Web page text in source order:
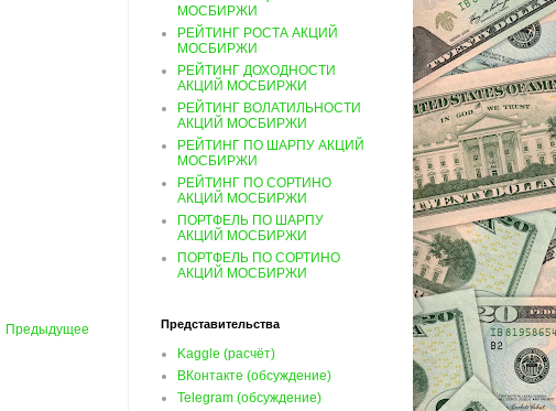
Предыдущее
МОСБИРЖИ
РЕЙТИНГ РОСТА АКЦИЙ
МОСБИРЖИ
РЕЙТИНГ ДОХОДНОСТИ
АКЦИЙ МОСБИРЖИ
РЕЙТИНГ ВОЛАТИЛЬНОСТИ
АКЦИЙ МОСБИРЖИ
РЕЙТИНГ ПО ШАРПУ АКЦИЙ
МОСБИРЖИ
РЕЙТИНГ ПО СОРТИНО
АКЦИЙ МОСБИРЖИ
ПОРТФЕЛЬ ПО ШАРПУ
АКЦИЙ МОСБИРЖИ
ПОРТФЕЛЬ ПО СОРТИНО
АКЦИЙ МОСБИРЖИ
Представительства
Kaggle (расчёт)
ВКонтакте (обсуждение)
Telegram (обсуждение)